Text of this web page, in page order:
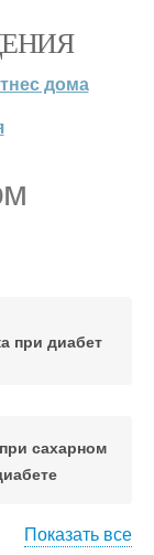
дома
при диабет
сахарном
Показать все